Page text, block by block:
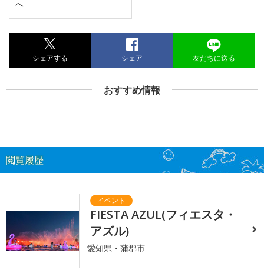
へ
シェアする シェア 友だちに送る
おすすめ情報
閲覧履歴
FIESTA AZUL(フィエスタ・
アズル)
愛知県・蒲郡市